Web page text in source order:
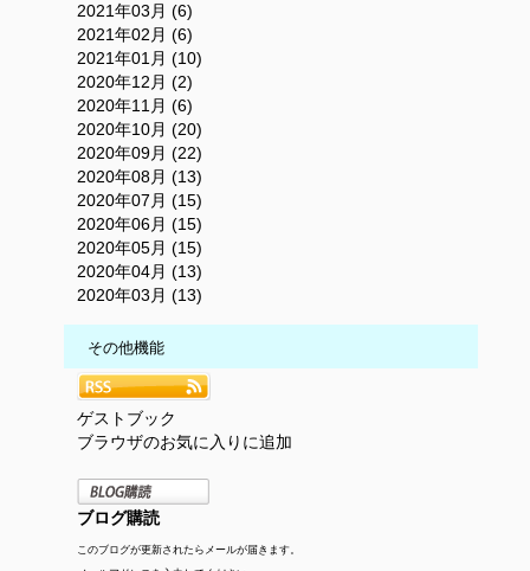
2021年03月 (6)
2021年02月 (6)
2021年01月 (10)
2020年12月 (2)
2020年11月 (6)
2020年10月 (20)
2020年09月 (22)
2020年08月 (13)
2020年07月 (15)
2020年06月 (15)
2020年05月 (15)
2020年04月 (13)
2020年03月 (13)
その他機能
ゲストブック
ブラウザのお気に入りに追加
ブログ購読
このブログが更新されたらメールが届きます。